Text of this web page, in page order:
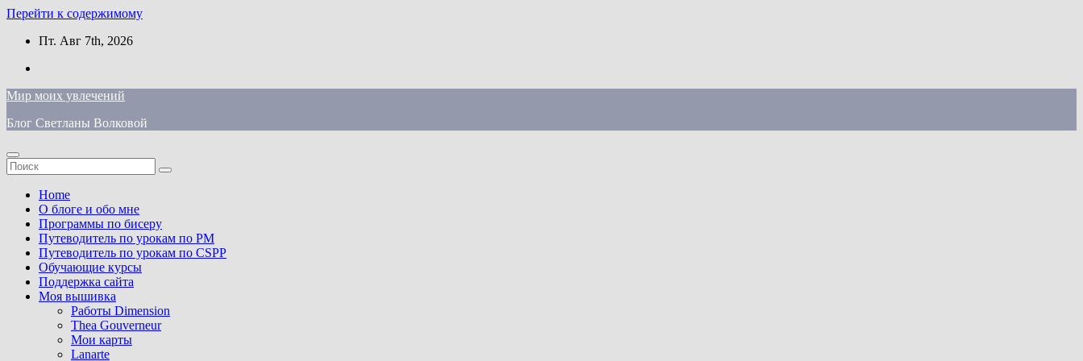
Перейти к содержимому
Пт. Авг 7th, 2026
Мир моих увлечений
Блог Светланы Волковой
Home
О блоге и обо мне
Программы по бисеру
Путеводитель по урокам по PM
Путеводитель по урокам по CSPP
Обучающиe курсы
Поддержка сайта
Моя вышивка
Работы Dimension
Thea Gouverneur
Мои карты
Lanarte